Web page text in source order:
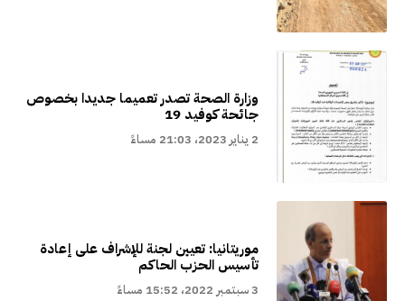
وزارة الصحة تصدر تعميما جديدا بخصوص
جائحة كوفيد 19
2 يناير 2023، 21:03 مساءً
موريتانيا: تعيين لجنة للإشراف على إعادة
تأسيس الحزب الحاكم
3 سبتمبر 2022، 15:52 مساءً